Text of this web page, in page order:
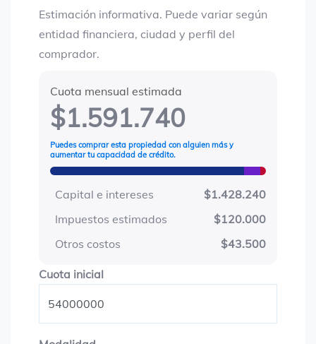
Estimación informativa. Puede variar según
entidad financiera, ciudad y perfil del
comprador.
Cuota mensual estimada
$1.591.740
Puedes comprar esta propiedad con alguien más y
aumentar tu capacidad de crédito.
Capital e intereses
$1.428.240
Impuestos estimados
$120.000
Otros costos
$43.500
Cuota inicialCuota inicial